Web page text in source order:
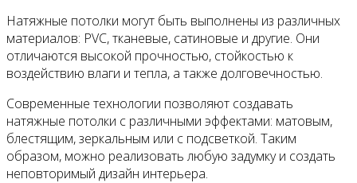
Натяжные потолки могут быть выполнены из различных
материалов: PVC, тканевые, сатиновые и другие. Они
отличаются высокой прочностью, стойкостью к
воздействию влаги и тепла, а также долговечностью.
Современные технологии позволяют создавать
натяжные потолки с различными эффектами: матовым,
блестящим, зеркальным или с подсветкой. Таким
образом, можно реализовать любую задумку и создать
неповторимый дизайн интерьера.